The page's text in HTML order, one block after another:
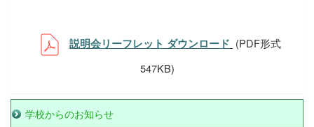
説明会リーフレット ダウンロード (PDF形式
547KB)
学校からのお知らせ